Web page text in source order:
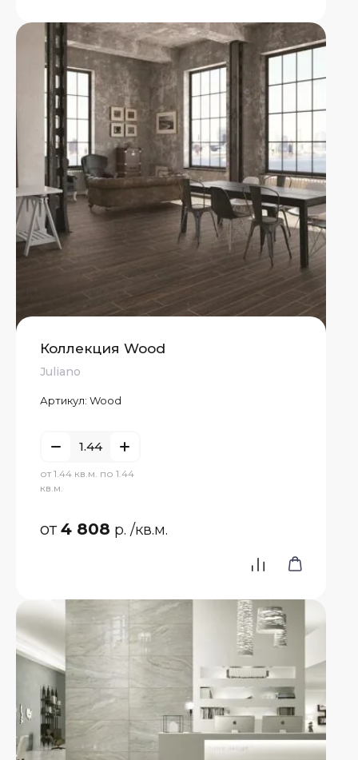
Коллекция Wood
Juliano
Артикул: Wood
от 1.44 кв.м. по 1.44
кв.м.
от4 808 р. /кв.м.